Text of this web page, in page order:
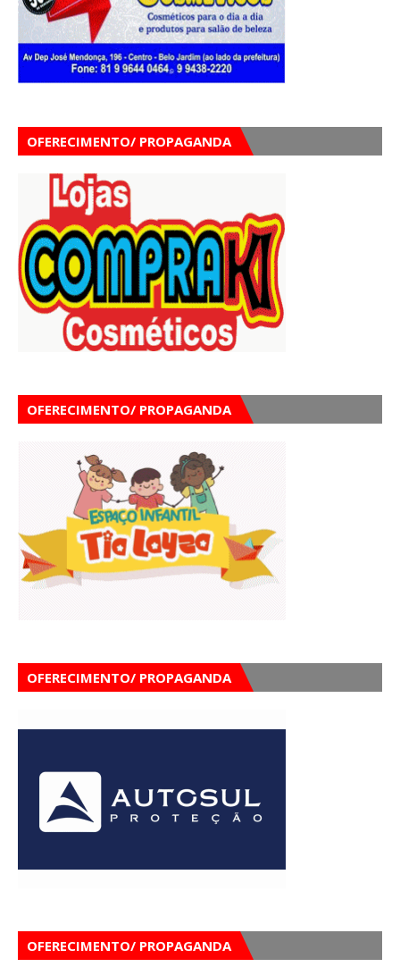
OFERECIMENTO/ PROPAGANDA
OFERECIMENTO/ PROPAGANDA
OFERECIMENTO/ PROPAGANDA
OFERECIMENTO/ PROPAGANDA